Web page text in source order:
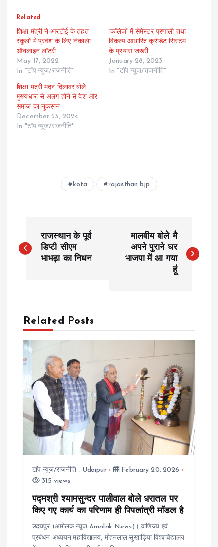
Related
शिक्षा मंत्री ने आरटीई के तहत
स्कूलों में प्रवेश के लिए निकाली
ऑनलाइन लॉटरी
May 17, 2022
In "टॉप न्यूज/राजनीति"
‘कॉलेजों में सेमेस्टर प्रणाली तथा
विकल्प आधारित क्रेडिट सिस्टम
के प्रयास जरूरी’
January 28, 2023
In "टॉप न्यूज/राजनीति"
शिक्षा मंत्री मदन दिलावर बोले
मुख्यधारा से अलग होने से देश और
समाज का नुकसान
December 23, 2024
In "टॉप न्यूज/राजनीति"
kota rajasthan bjp
o
n
a
v
g
a
राजस्थान के पूर्व
डिप्टी सीएम
भाभड़ा का निधन
मालवीय बोले मै
अपने पुराने घर
भाजपा में आ गया
हूं
Related Posts
टॉप न्यूज/राजनीति , Udaipur
February 20, 2026
315 views
पद्मश्री श्यामसुन्दर पालीवाल बोले धरातल पर
किए गए कार्य का परिणाम ही पिपलांत्री मॉडल है
उदयपुर (अमोलक न्यूज Amolak News)। वाणिज्य एवं
प्रबंधन अध्ययन महाविद्यालय, मोहनलाल सुखाड़िया विश्वविद्यालय